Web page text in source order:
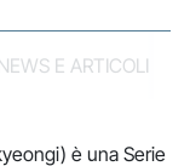
E ARTICOLI
è una Serie